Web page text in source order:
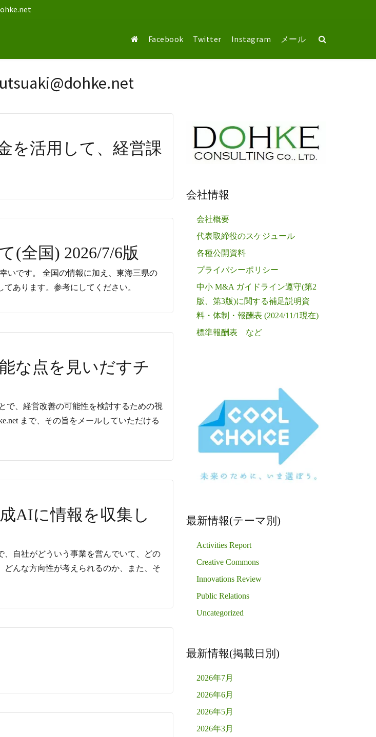
Facebook Twitter Instagram メール
を活用して、経営課
(全国) 2026/7/6版
いです。 全国の情報に加え、東海三県の
あります。参考にしてください。
な点を見いだすチ
で、経営改善の可能性を検討するための視
まで、その旨をメールしていただける
チャートシート”
AIに情報を収集し
自社がどういう事業を営んでいて、どの
んな方向性が考えられるのか、また、そ
、生成AIに情報を収集してもらいましょう。”
会社情報
会社概要
代表取締役のスケジュール
各種公開資料
プライバシーポリシー
中小 M&A ガイドライン遵守(第2
版、第3版)に関する補足説明資
料・体制・報酬表 (2024/11/1現在)
標準報酬表 など
最新情報(テーマ別)
Activities Report
Creative Commons
Innovations Review
Public Relations
Uncategorized
最新情報(掲載日別)
2026年7月
2026年6月
2026年5月
2026年3月